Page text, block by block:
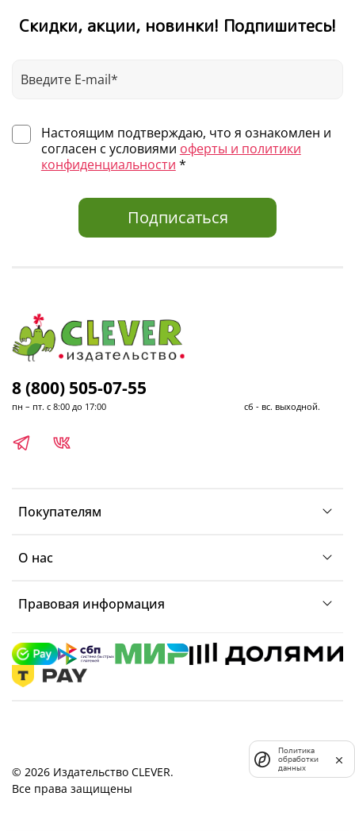
Скидки, акции, новинки! Подпишитесь!
Настоящим подтверждаю, что я ознакомлен и
согласен с условиями оферты и политики
конфиденциальности *
Подписаться
Покупателям
О нас
Правовая информация
8 (800) 505-07-55
пн – пт. с 8:00 до 17:00 сб - вс. выходной.
© 2026 Издательство CLEVER.
Все права защищены
Политика
обработки
данных